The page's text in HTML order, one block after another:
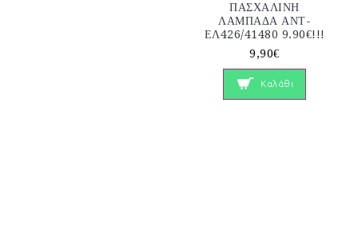
ΠΑΣΧΑΛΙΝΗ
ΛΑΜΠΑΔΑ ΑΝΤ-
ΕΛ426/41480 9.90€!!!
9,90€
Καλάθι